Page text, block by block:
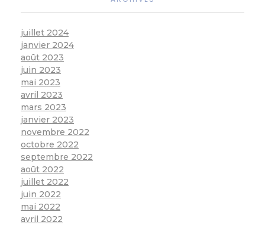
juillet 2024
janvier 2024
août 2023
juin 2023
mai 2023
avril 2023
mars 2023
janvier 2023
novembre 2022
octobre 2022
septembre 2022
août 2022
juillet 2022
juin 2022
mai 2022
avril 2022